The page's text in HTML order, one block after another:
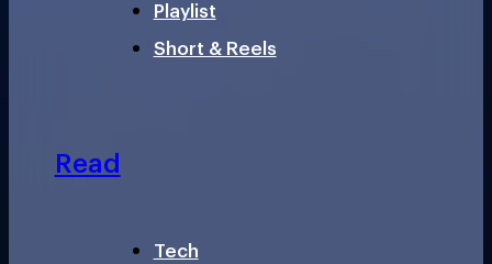
Playlist
Short & Reels
Read
Tech